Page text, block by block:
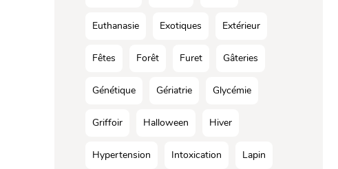
Euthanasie Exotiques Extérieur
Fêtes Forêt Furet Gâteries
Génétique Gériatrie Glycémie
Griffoir Halloween Hiver
Hypertension Intoxication Lapin